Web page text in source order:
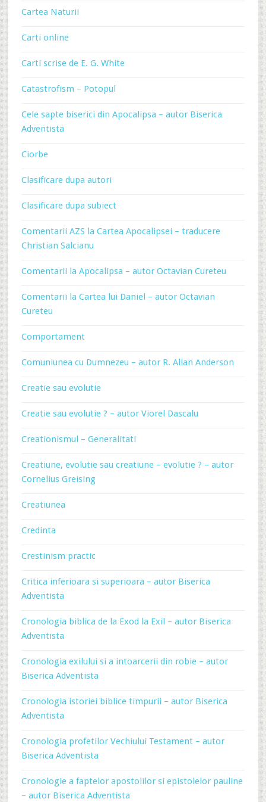
Cartea Naturii
Carti online
Carti scrise de E. G. White
Catastrofism – Potopul
Cele sapte biserici din Apocalipsa – autor Biserica
Adventista
Ciorbe
Clasificare dupa autori
Clasificare dupa subiect
Comentarii AZS la Cartea Apocalipsei – traducere
Christian Salcianu
Comentarii la Apocalipsa – autor Octavian Cureteu
Comentarii la Cartea lui Daniel – autor Octavian
Cureteu
Comportament
Comuniunea cu Dumnezeu – autor R. Allan Anderson
Creatie sau evolutie
Creatie sau evolutie ? – autor Viorel Dascalu
Creationismul – Generalitati
Creatiune, evolutie sau creatiune – evolutie ? – autor
Cornelius Greising
Creatiunea
Credinta
Crestinism practic
Critica inferioara si superioara – autor Biserica
Adventista
Cronologia biblica de la Exod la Exil – autor Biserica
Adventista
Cronologia exilului si a intoarcerii din robie – autor
Biserica Adventista
Cronologia istoriei biblice timpurii – autor Biserica
Adventista
Cronologia profetilor Vechiului Testament – autor
Biserica Adventista
Cronologie a faptelor apostolilor si epistolelor pauline
– autor Biserica Adventista